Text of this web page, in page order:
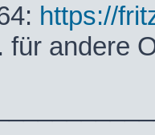
https://
für andere